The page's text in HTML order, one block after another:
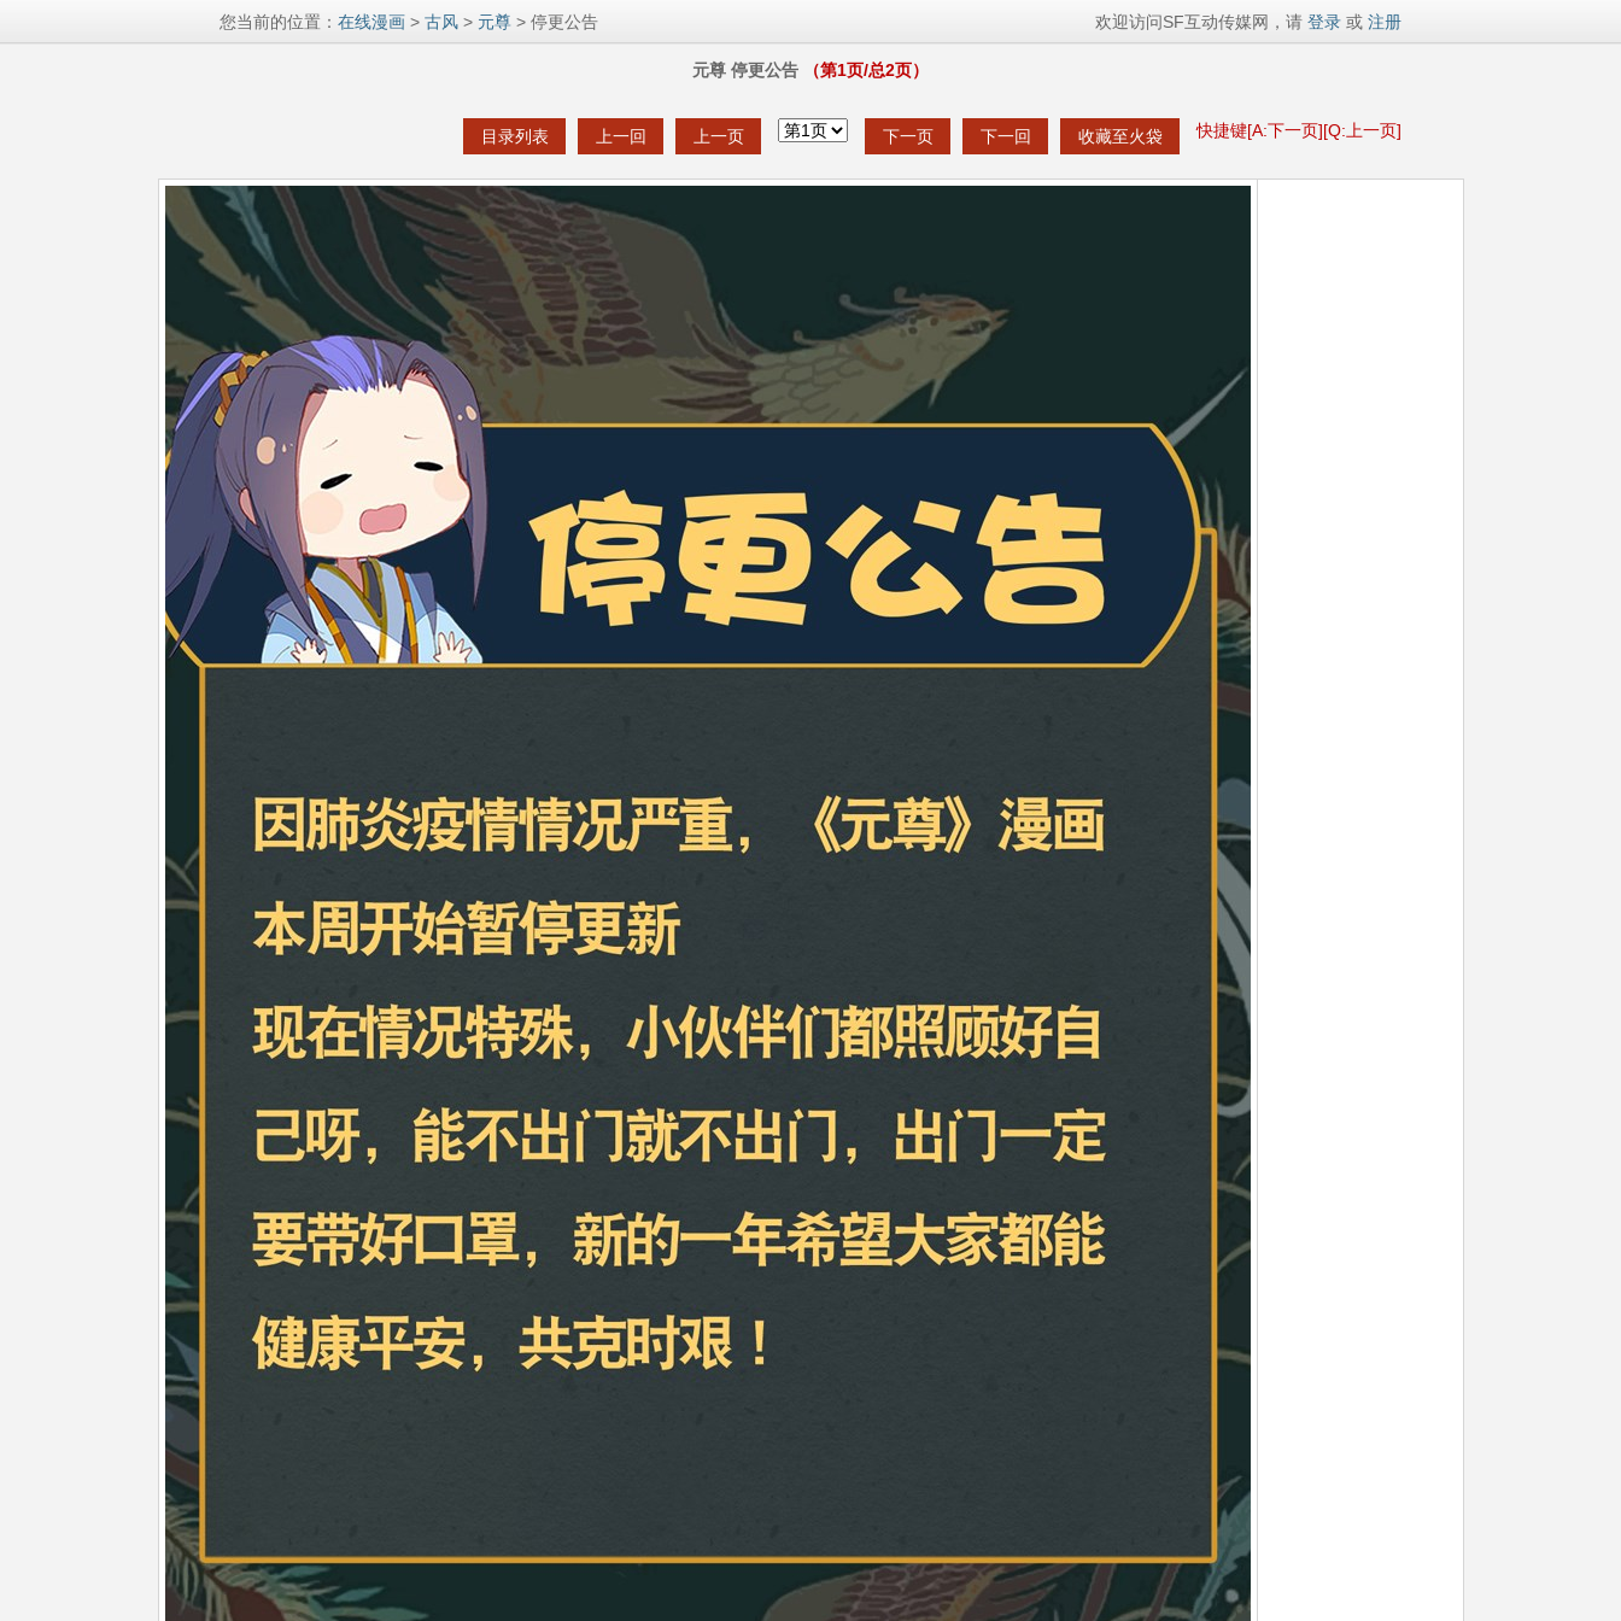
您当前的位置： 在线漫画 > 古风 > 元尊 > 停更公告 欢迎访问SF互动传媒网，请 登录 或 注册
元尊 停更公告 （第1页/总2页）
目录列表 上一回 上一页 下一页 下一回 收藏至火袋 快捷键[A:下一页][Q:上一页]